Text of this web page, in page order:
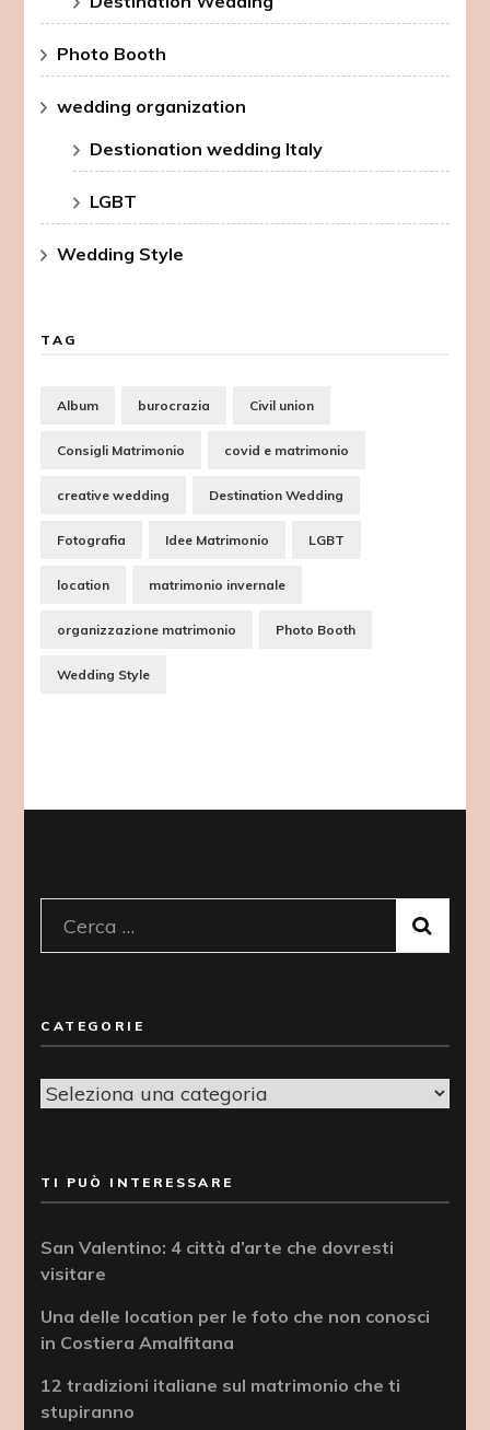
Photo Booth
wedding organization
Destionation wedding Italy
LGBT
Wedding Style
TAG
Album burocrazia Civil union
Consigli Matrimonio covid e matrimonio
creative wedding Destination Wedding
Fotografia Idee Matrimonio LGBT
location matrimonio invernale
organizzazione matrimonio Photo Booth
Wedding Style
Ricerca
per:
CATEGORIE
Categorie
TI PUÒ INTERESSARE
San Valentino: 4 città d’arte che dovresti
visitare
Una delle location per le foto che non conosci
in Costiera Amalfitana
12 tradizioni italiane sul matrimonio che ti
stupiranno